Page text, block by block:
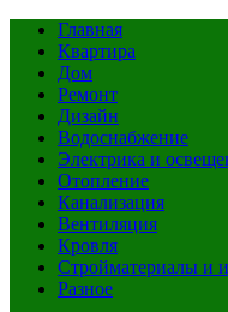
Главная
Квартира
Дом
Ремонт
Дизайн
Водоснабжение
Электрика и
Отопление
Канализация
Вентиляция
Кровля
Стройматериалы и
Разное